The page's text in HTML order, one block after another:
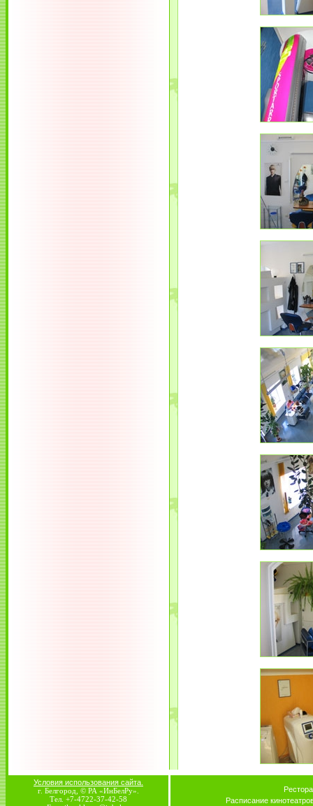
Условия использования сайта.
г. Белгород, © РА «ИнБелРу».
Тел. +7-4722-37-42-58
Расписание